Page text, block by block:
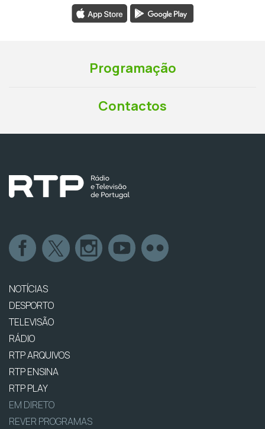
Programação
Contactos
NOTÍCIAS
DESPORTO
TELEVISÃO
RÁDIO
RTP ARQUIVOS
RTP ENSINA
RTP PLAY
EM DIRETO
REVER PROGRAMAS